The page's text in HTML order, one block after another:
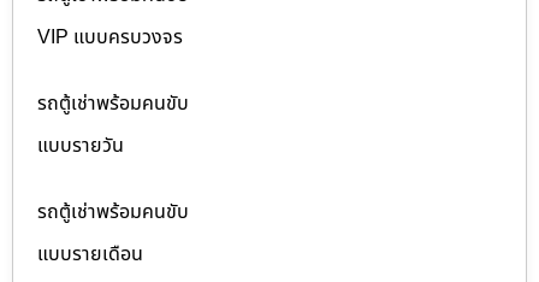
VIP แบบครบวงจร
รถตู้เช่าพร้อมคนขับ
แบบรายวัน
รถตู้เช่าพร้อมคนขับ
แบบรายเดือน